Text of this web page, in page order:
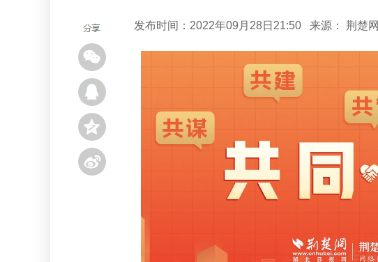
发布时间：2022年09月28日21:50 来源： 荆楚网